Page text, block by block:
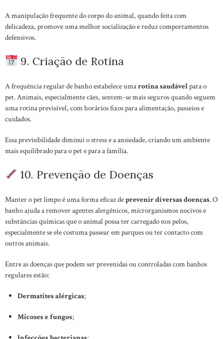
A manipulação frequente do corpo do animal, quando feita com
delicadeza, promove uma melhor socialização e reduz comportamentos
defensivos.
9. Criação de Rotina
A frequência regular de banho estabelece umarotina saudávelpara o
pet. Animais, especialmente cães, sentem-se mais seguros quando seguem
uma rotina previsível, com horários fixos para alimentação, passeios e
cuidados.
Essa previsibilidade diminui o stress e a ansiedade, criando um ambiente
mais equilibrado para o pet e para a família.
10. Prevenção de Doenças
Manter o pet limpo é uma forma eficaz deprevenir diversas doenças. O
banho ajuda a remover agentes alergênicos, microrganismos nocivos e
substâncias químicas que o animal possa ter carregado nos pelos,
especialmente se ele costuma passear em parques ou ter contacto com
outros animais.
Entre as doenças que podem ser prevenidas ou controladas com banhos
regulares estão:
Dermatites alérgicas;
Micoses e fungos;